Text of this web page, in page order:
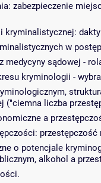
zabezpieczenie
kryminalistycznej:
w
medycyny sądowej -
kryminologii -
("ciemna liczba
a
o potencjale
alkohol a